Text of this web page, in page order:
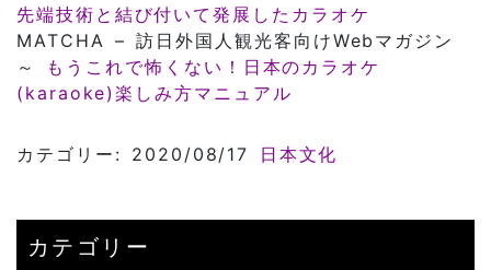
先端技術と結び付いて発展したカラオケ
MATCHA – 訪日外国人観光客向けWebマガジン
～
もうこれで怖くない！日本のカラオケ
(karaoke)楽しみ方マニュアル
カテゴリー: 2020/08/17 日本文化
カテゴリー